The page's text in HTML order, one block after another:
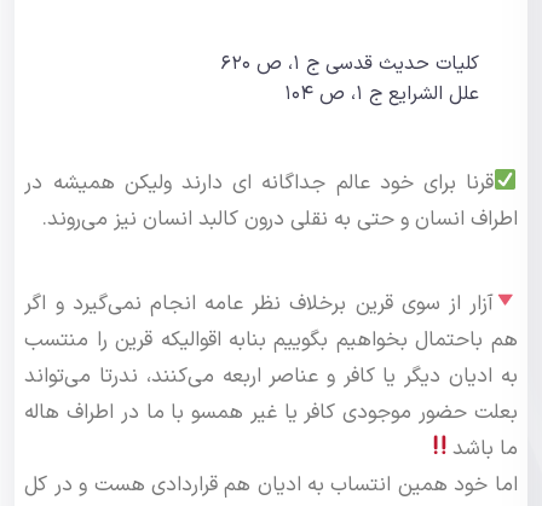
کلیات حدیث قدسی ج ۱، ص ۶۲۰
علل الشرایع ج ۱، ص ۱۰۴
قرنا برای خود عالم جداگانه ای دارند ولیکن همیشه در
اطراف انسان و حتی به نقلی درون کالبد انسان نیز می‌روند.
آزار از سوی قرین برخلاف نظر عامه انجام نمی‌گیرد و اگر
هم باحتمال بخواهیم بگوییم بنابه اقوالیکه قرین را منتسب
به ادیان دیگر یا کافر و عناصر اربعه می‌کنند، ندرتا می‌تواند
بعلت حضور موجودی کافر یا غیر همسو با ما در اطراف هاله
ما باشد
اما خود همین انتساب به ادیان هم قراردادی هست و در کل